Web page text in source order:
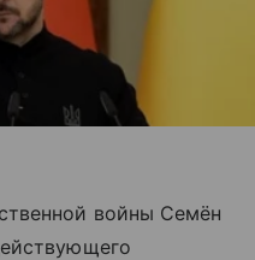
войны Семён